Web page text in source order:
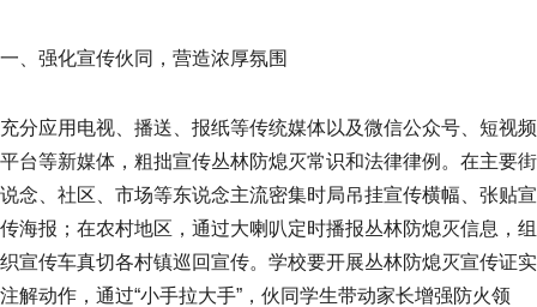
一、强化宣传伙同，营造浓厚氛围
充分应用电视、播送、报纸等传统媒体以及微信公众号、短视频
平台等新媒体，粗拙宣传丛林防熄灭常识和法律律例。在主要街
说念、社区、市场等东说念主流密集时局吊挂宣传横幅、张贴宣
传海报；在农村地区，通过大喇叭定时播报丛林防熄灭信息，组
织宣传车真切各村镇巡回宣传。学校要开展丛林防熄灭宣传证实
注解动作，通过“小手拉大手”，伙同学生带动家长增强防火领